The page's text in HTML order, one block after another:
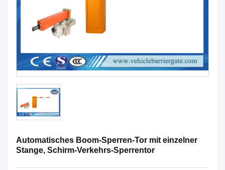
Automatisches Boom-Sperren-Tor mit einzelner
Stange, Schirm-Verkehrs-Sperrentor